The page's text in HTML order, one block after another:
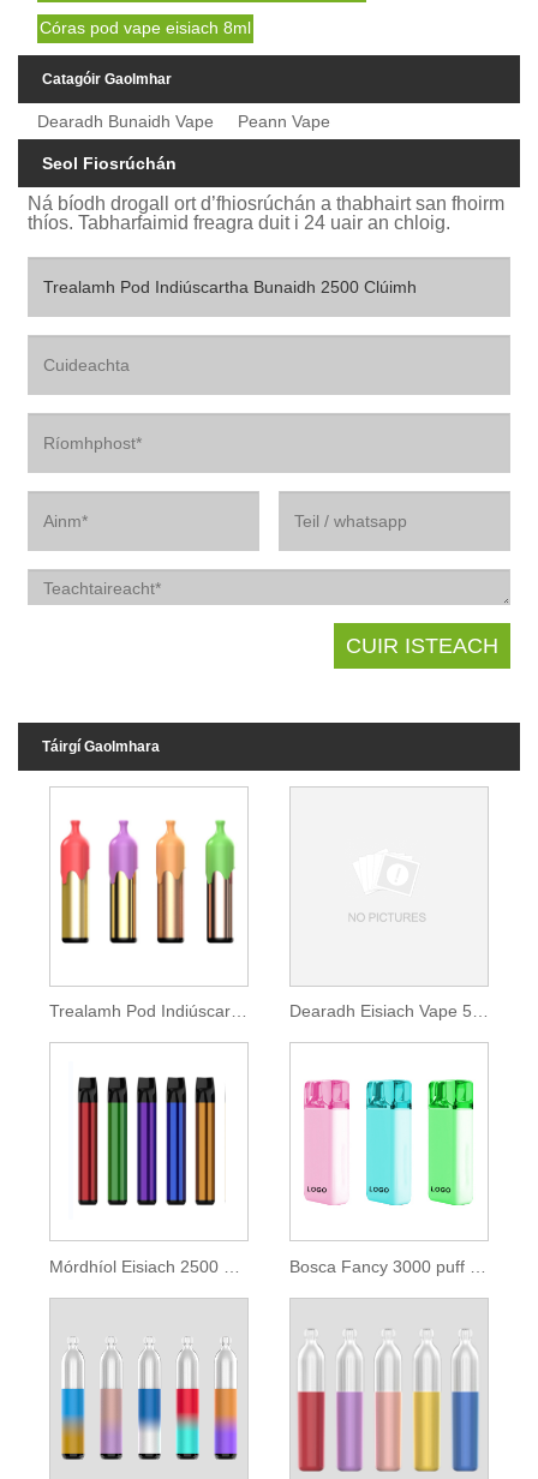
Córas pod vape eisiach 8ml
Catagóir Gaolmhar
Dearadh Bunaidh Vape Peann Vape
Seol Fiosrúchán
Ná bíodh drogall ort d’fhiosrúchán a thabhairt san fhoirm
thíos. Tabharfaimid freagra duit i 24 uair an chloig.
Táirgí Gaolmhara
Trealamh Pod Indiúscartha 3500 Clúimh